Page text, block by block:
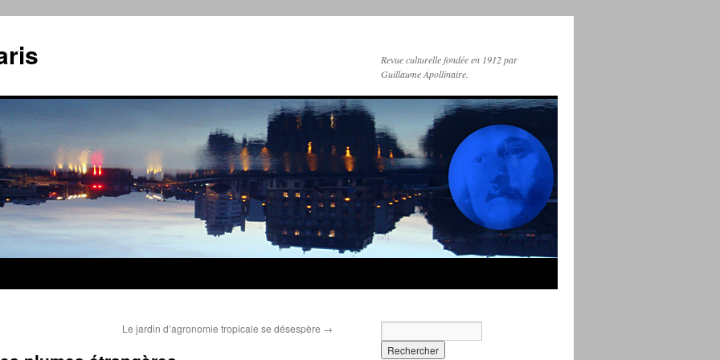
Revue culturelle fondée en 1912 par
Guillaume Apollinaire.
Le jardin d’agronomie tropicale se désespère →